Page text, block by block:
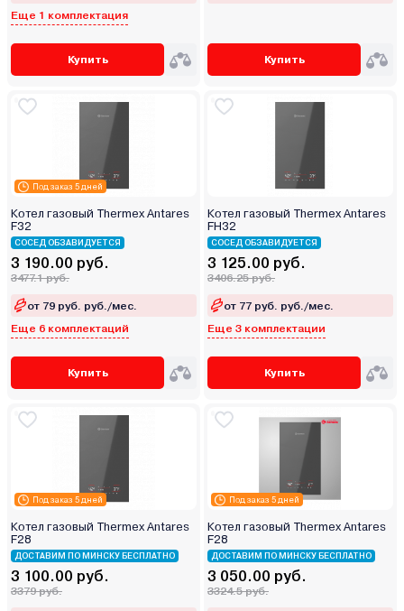
Еще 1 комплектация
Купить Купить
Под заказ 5 дней
Котел газовый Thermex Antares
F32
СОСЕД ОБЗАВИДУЕТСЯ
3 190.00 руб.
3477.1 руб.
от 79 руб. руб./мес.
Еще 6 комплектаций
Купить
Котел газовый Thermex Antares
FH32
СОСЕД ОБЗАВИДУЕТСЯ
3 125.00 руб.
3406.25 руб.
от 77 руб. руб./мес.
Еще 3 комплектации
Купить
Под заказ 5 дней
Котел газовый Thermex Antares
F28
ДОСТАВИМ ПО МИНСКУ БЕСПЛАТНО
3 100.00 руб.
3379 руб.
Под заказ 5 дней
Котел газовый Thermex Antares
F28
ДОСТАВИМ ПО МИНСКУ БЕСПЛАТНО
3 050.00 руб.
3324.5 руб.